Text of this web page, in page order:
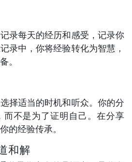
录每天的经历和感受，记录你
录中，你将经验转化为智慧，
。
择适当的时机和听众。你的分
而不是为了证明自己。在分享
的经验传承。
和解